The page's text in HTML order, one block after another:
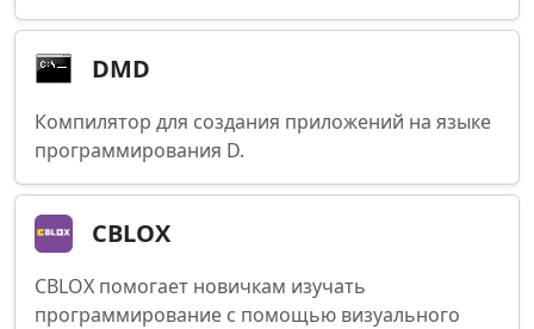
DMD
Компилятор для создания приложений на языке
программирования D.
CBLOX
CBLOX помогает новичкам изучать
программирование с помощью визуального